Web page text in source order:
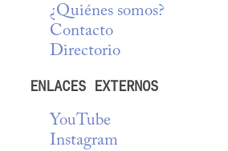
¿Quiénes somos?
Contacto
Directorio
ENLACES EXTERNOS
YouTube
Instagram